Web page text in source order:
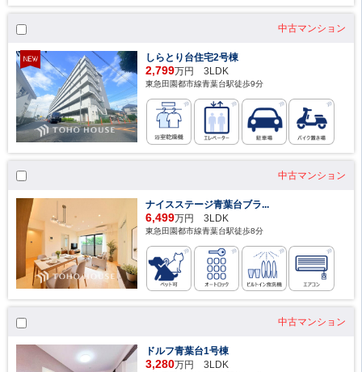
中古マンション
しらとり台住宅2号棟
2,799万円 3LDK
東急田園都市線青葉台駅徒歩9分
中古マンション
ナイスステージ青葉台ブラ...
6,499万円 3LDK
東急田園都市線青葉台駅徒歩8分
中古マンション
ドルフ青葉台1号棟
3,280万円 3LDK